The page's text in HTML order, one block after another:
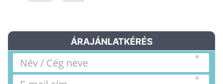
ÁRAJÁNLATKÉRÉS